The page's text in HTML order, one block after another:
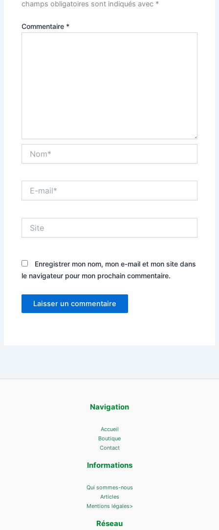
champs obligatoires sont indiqués avec *
Commentaire *
mail*
Enregistrer mon nom, mon e-mail et mon site dans
le navigateur pour mon prochain commentaire.
Navigation
Accueil
Boutique
Contact
Informations
Qui sommes-nous
Articles
Mentions légales>
Réseau